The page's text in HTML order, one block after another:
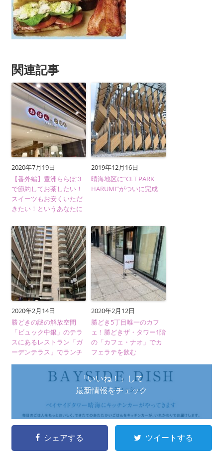
関連記事
2020年7月19日
【番外編】豊洲ららぽ３
で節約してお茶したい！
スイーツもお安くいただ
きたい！というあなたに
2019年12月16日
晴海地区に”CLT PARK
HARUMI”がついに完成
2020年2月14日
勝どきの謎の解放空間
「ビュック中銀」のテラ
スにあるレストラン「ガ
ーデンテラス」でランチ
2020年2月12日
勝どき5丁目唯一のカフ
ェ！勝どきザ・タワー1階
の「カフェ・ナオ」でカ
フェラテを飲む
「いいね！」して
最新情報をチェック
シェアする ツイートする